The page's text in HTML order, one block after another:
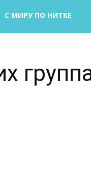
С МИРУ ПО НИТКЕ